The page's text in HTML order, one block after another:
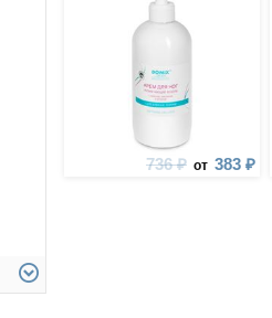
736 ₽ от 383 ₽